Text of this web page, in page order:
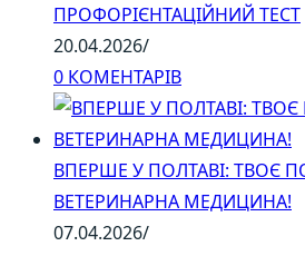
ПРОФОРІЄНТАЦІЙНИЙ ТЕСТ
20.04.2026/
0 КОМЕНТАРІВ
ВПЕРШЕ У ПОЛТАВІ: ТВОЄ
ВЕТЕРИНАРНА МЕДИЦИНА!
07.04.2026/